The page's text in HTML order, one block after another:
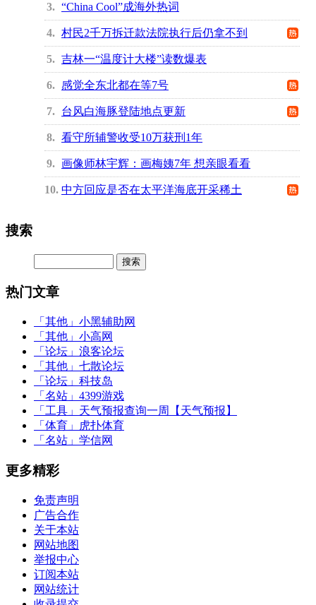
3 “China Cool”成海外热词
4 村民2千万拆迁款法院执行后仍拿不到
5 吉林一“温度计大楼”读数爆表
6 感觉全东北都在等7号
7 台风白海豚登陆地点更新
8 看守所辅警收受10万获刑1年
9 画像师林宇辉：画梅姨7年 想亲眼看看
10 中方回应是否在太平洋海底开采稀土
搜索
热门文章
「其他」 小黑辅助网
「其他」 小高网
「论坛」 浪客论坛
「其他」 七散论坛
「论坛」 科技岛
「名站」 4399游戏
「工具」 天气预报查询一周【天气预报】
「体育」
虎扑体育
「名站」 学信网
更多精彩
免责声明
广告合作
关于本站
网站地图
举报中心
订阅本站
网站统计